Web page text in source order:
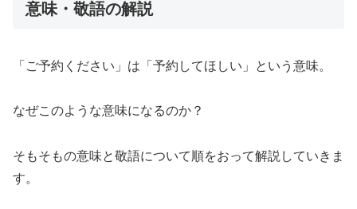
意味・敬語の解説
「ご予約ください」は「予約してほしい」という意味。
なぜこのような意味になるのか？
そもそもの意味と敬語について順をおって解説していきま
す。